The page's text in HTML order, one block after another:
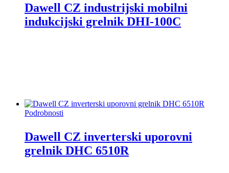
Dawell CZ industrijski mobilni
indukcijski grelnik DHI-100C
Podrobnosti
Dawell CZ inverterski uporovni
grelnik DHC 6510R